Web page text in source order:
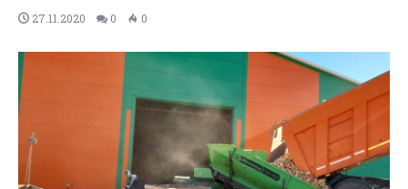
27.11.2020 0 0